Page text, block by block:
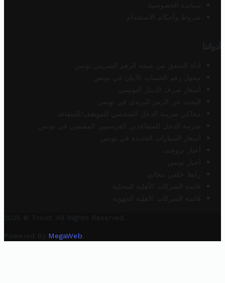
سياسة الخصوصية
شروط وأحكام الاستخدام
أدواتنا
أداة التحقق من صحة الرقم الضريبي تونس
محول رقم الحساب الآيبان في تونس
أسعار صرف الدينار التونسي
البحث عن الرمز البريدي في تونس
محاكي ضريبة الدخل الشخصي للموظف/المتقاعد
ضريبة الدخل للمتقاعدين الفرنسيين المقيمين في تونس
أسعار السيارات الجديدة في تونس
أخبار تروفيت
أخبار تونس
رابط خلفي مجاني
قائمة الشركات الأهلية المحلية
قائمة الشركات الأهلية الجهوية
2025 © Trovit. All Rights Reserved.
Powered By MegaWeb